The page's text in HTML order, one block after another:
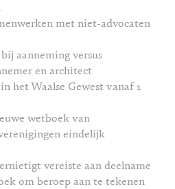
met niet-advocaten
aanneming versus
en architect
het Waalse Gewest vanaf 1
wetboek van
eindelijk
vereiste aan deelname
om beroep aan te tekenen